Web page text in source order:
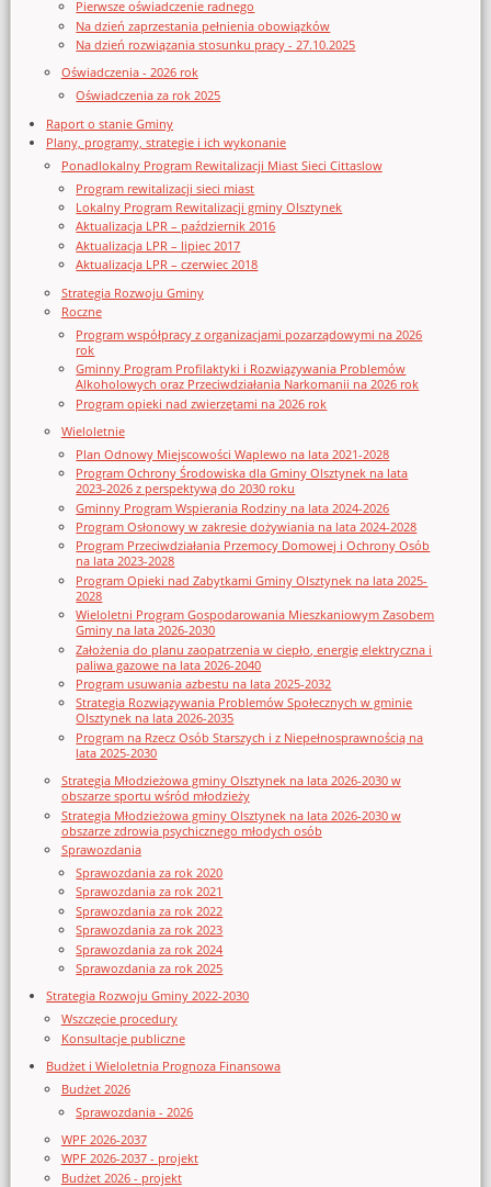
Pierwsze oświadczenie radnego
Na dzień zaprzestania pełnienia obowiązków
Na dzień rozwiązania stosunku pracy - 27.10.2025
Oświadczenia - 2026 rok
Oświadczenia za rok 2025
Raport o stanie Gminy
Plany, programy, strategie i ich wykonanie
Ponadlokalny Program Rewitalizacji Miast Sieci Cittaslow
Program rewitalizacji sieci miast
Lokalny Program Rewitalizacji gminy Olsztynek
Aktualizacja LPR – październik 2016
Aktualizacja LPR – lipiec 2017
Aktualizacja LPR – czerwiec 2018
Strategia Rozwoju Gminy
Roczne
Program współpracy z organizacjami pozarządowymi na 2026
rok
Gminny Program Profilaktyki i Rozwiązywania Problemów
Alkoholowych oraz Przeciwdziałania Narkomanii na 2026 rok
Program opieki nad zwierzętami na 2026 rok
Wieloletnie
Plan Odnowy Miejscowości Waplewo na lata 2021-2028
Program Ochrony Środowiska dla Gminy Olsztynek na lata
2023-2026 z perspektywą do 2030 roku
Gminny Program Wspierania Rodziny na lata 2024-2026
Program Osłonowy w zakresie dożywiania na lata 2024-2028
Program Przeciwdziałania Przemocy Domowej i Ochrony Osób
na lata 2023-2028
Program Opieki nad Zabytkami Gminy Olsztynek na lata 2025-
2028
Wieloletni Program Gospodarowania Mieszkaniowym Zasobem
Gminy na lata 2026-2030
Założenia do planu zaopatrzenia w ciepło, energię elektryczna i
paliwa gazowe na lata 2026-2040
Program usuwania azbestu na lata 2025-2032
Strategia Rozwiązywania Problemów Społecznych w gminie
Olsztynek na lata 2026-2035
Program na Rzecz Osób Starszych i z Niepełnosprawnością na
lata 2025-2030
Strategia Młodzieżowa gminy Olsztynek na lata 2026-2030 w
obszarze sportu wśród młodzieży
Strategia Młodzieżowa gminy Olsztynek na lata 2026-2030 w
obszarze zdrowia psychicznego młodych osób
Sprawozdania
Sprawozdania za rok 2020
Sprawozdania za rok 2021
Sprawozdania za rok 2022
Sprawozdania za rok 2023
Sprawozdania za rok 2024
Sprawozdania za rok 2025
Strategia Rozwoju Gminy 2022-2030
Wszczęcie procedury
Konsultacje publiczne
Budżet i Wieloletnia Prognoza Finansowa
Budżet 2026
Sprawozdania - 2026
WPF 2026-2037
WPF 2026-2037 - projekt
Budżet 2026 - projekt